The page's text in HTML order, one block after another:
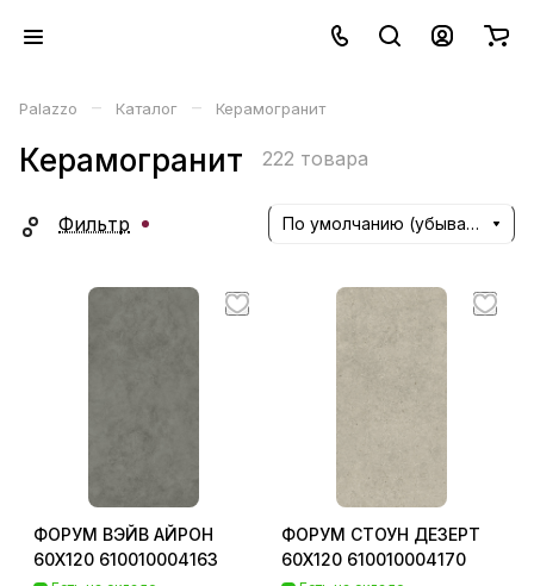
Palazzo – Каталог – Керамогранит
Керамогранит 222 товара
Фильтр По умолчанию (убывание)
ФОРУМ ВЭЙВ АЙРОН
60X120 610010004163
ФОРУМ СТОУН ДЕЗЕРТ
60X120 610010004170